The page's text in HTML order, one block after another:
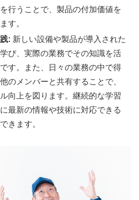
行うことで、製品の付加価値を
す。
: 新しい設備や製品が導入された
び、実際の業務でその知識を活
す。また、日々の業務の中で得
のメンバーと共有することで、
向上を図ります。継続的な学習
最新の情報や技術に対応できる
きます。